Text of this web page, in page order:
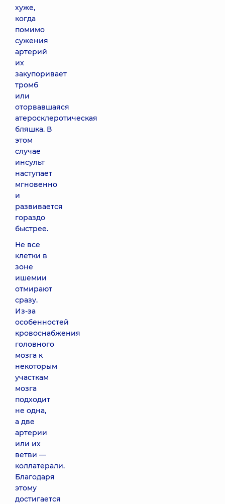
хуже,
когда
помимо
сужения
артерий
их
закупоривает
тромб
или
оторвавшаяся
атеросклеротическая
бляшка. В
этом
случае
инсульт
наступает
мгновенно
и
развивается
гораздо
быстрее.
Не все
клетки в
зоне
ишемии
отмирают
сразу.
Из-за
особенностей
кровоснабжения
головного
мозга к
некоторым
участкам
мозга
подходит
не одна,
а две
артерии
или их
ветви —
коллатерали.
Благодаря
этому
достигается